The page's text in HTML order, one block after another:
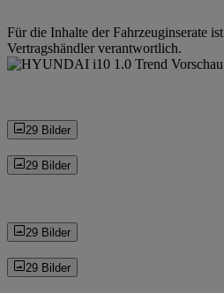
Für die Inhalte der Fahrzeuginserate
Vertragshändler verantwortlich.
29 Bilder
29 Bilder
29 Bilder
29 Bilder